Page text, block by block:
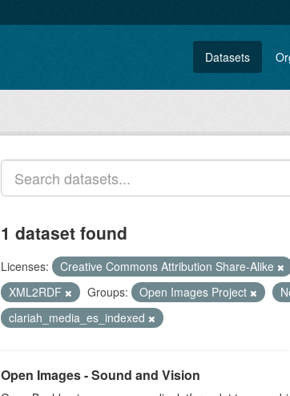
Datasets
1 dataset found
Licenses: Creative Commons Attribution Share-Alike
XML2RDF
Groups: Open Images Project
clariah_media_es_indexed
Open Images - Sound and Vision